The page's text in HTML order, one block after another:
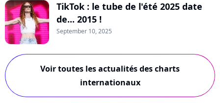
TikTok : le tube de l'été 2025 date
de... 2015 !
September 10, 2025
Voir toutes les actualités des charts
internationaux